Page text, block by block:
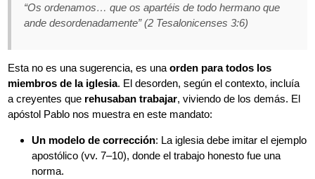
“Os ordenamos… que os apartéis de todo hermano que
ande desordenadamente”(2 Tesalonicenses 3:6)
Esta no es una sugerencia, es unaorden para todos los
miembros de la iglesia. El desorden, según el contexto, incluía
a creyentes que rehusaban trabajar, viviendo de los demás. El
apóstol Pablo nos muestra en este mandato:
Un modelo de corrección: La iglesia debe imitar el ejemplo
apostólico (vv. 7–10), donde el trabajo honesto fue una
norma.